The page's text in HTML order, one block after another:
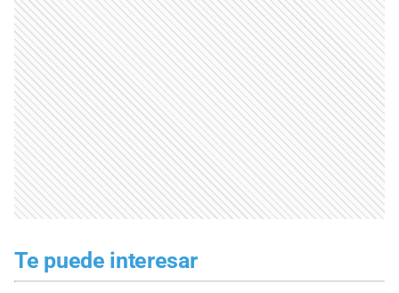
Te puede interesar